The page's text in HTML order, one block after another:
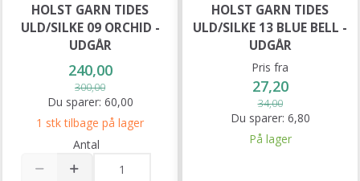
HOLST GARN TIDES
ULD/SILKE 09 ORCHID -
UDGÅR
240,00
300,00
Du sparer: 60,00
1 stk tilbage på lager
Antal
HOLST GARN TIDES
ULD/SILKE 13 BLUE BELL -
UDGÅR
Pris fra
27,20
34,00
Du sparer: 6,80
På lager